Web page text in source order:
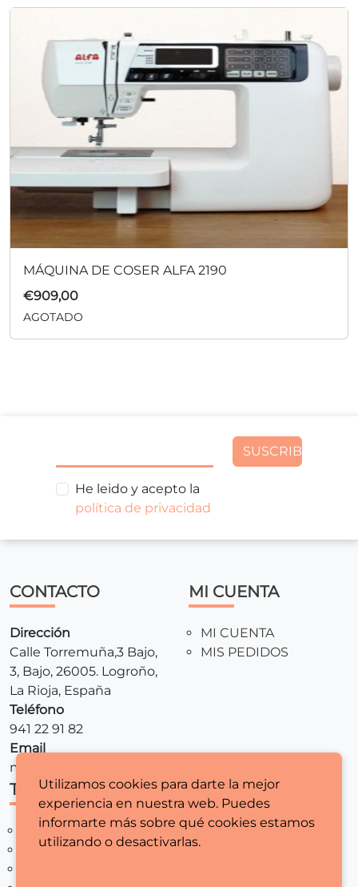
MÁQUINA DE COSER ALFA 2190
€909,00
AGOTADO
He leido y acepto la
política de privacidad
SUSCRIBIR
CONTACTO
Dirección
Calle Torremuña,3 Bajo,
3, Bajo, 26005. Logroño,
La Rioja, España
Teléfono
941 22 91 82
Email
mariamaquinasdecoser@gmail.com
MI CUENTA
MI CUENTA
MIS PEDIDOS
TIENDA
MAQUINAS DE COSER
REMALLADORAS
LEGALES
AVISO LEGAL
Utilizamos cookies para darte la mejor
experiencia en nuestra web. Puedes
informarte más sobre qué cookies estamos
utilizando o desactivarlas.